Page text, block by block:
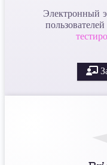
Электронный
пользователей